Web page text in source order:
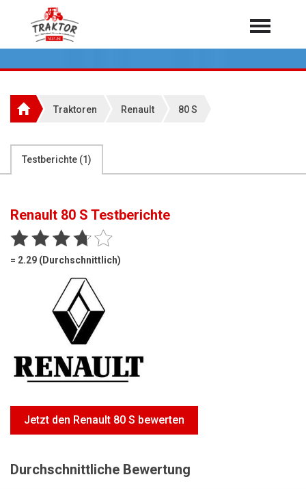
Home
Rundballenpressen
Teleskoplader
Freischneider
Über 7.000 Testberichte
Traktoren Renault 80 S
Testberichte (1)
Renault 80 S Testberichte
= 2.29 (Durchschnittlich)
Jetzt den Renault 80 S bewerten
Durchschnittliche Bewertung